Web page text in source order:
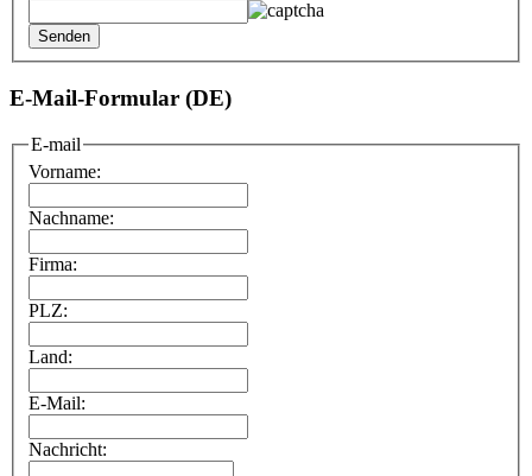
E-Mail-Formular (DE)
E-mail
Vorname:
Nachname:
Firma:
PLZ:
Land:
E-Mail:
Nachricht: